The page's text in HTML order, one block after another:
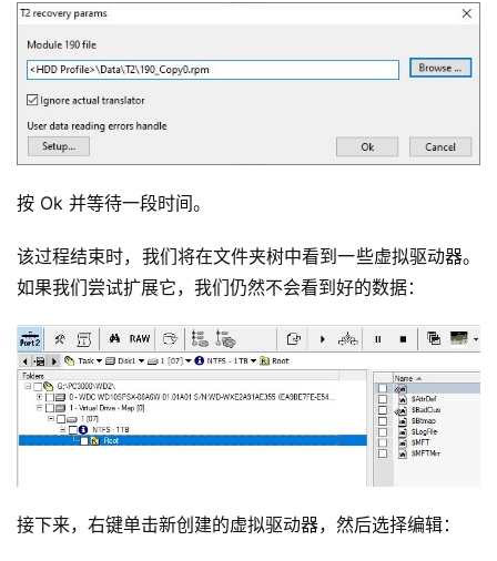
按 Ok 并等待一段时间。
该过程结束时，我们将在文件夹树中看到一些虚拟驱动器。
如果我们尝试扩展它，我们仍然不会看到好的数据：
接下来，右键单击新创建的虚拟驱动器，然后选择编辑：